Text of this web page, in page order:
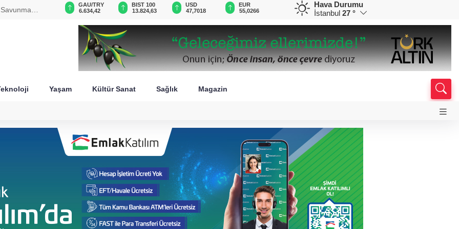
11:59 - Terör örgütü DEAŞ'a 30 ilde darbe! Operasyonun
0,0018
GAU/TRY
6.634,42
BIST 100
13.824,63
USD
47,7018
EUR
55,0266
GBP
64,1574
CHF
58,8330
Hava Durumu
İstanbul 27 °
Yaşam Kültür Sanat Sağlık Magazin